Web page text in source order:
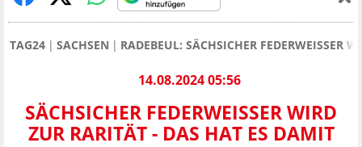
TAG24 SACHSEN RADEBEUL: SÄCHSICHER FEDERWEISSER
14.08.2024 05:56
SÄCHSICHER FEDERWEISSER WIRD Z
UR RARITÄT - DAS HAT ES DAMIT A